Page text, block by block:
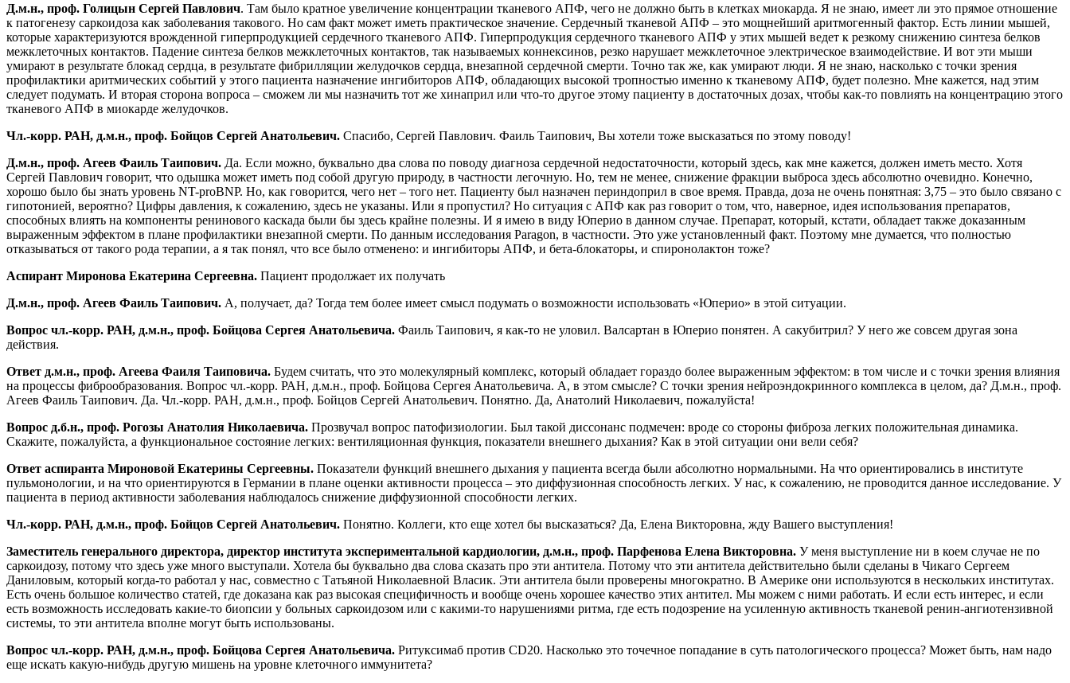
Д.м.н., проф. Голицын Сергей Павлович. Там было кратное увеличение концентрации тканевого АПФ, чего не должно быть в клетках миокарда. Я не знаю, имеет ли это прямое отношение
к патогенезу саркоидоза как заболевания такового. Но сам факт может иметь практическое значение. Сердечный тканевой АПФ – это мощнейший аритмогенный фактор. Есть линии мышей,
которые характеризуются врожденной гиперпродукцией сердечного тканевого АПФ. Гиперпродукция сердечного тканевого АПФ у этих мышей ведет к резкому снижению синтеза белков
межклеточных контактов. Падение синтеза белков межклеточных контактов, так называемых коннексинов, резко нарушает межклеточное электрическое взаимодействие. И вот эти мыши
умирают в результате блокад сердца, в результате фибрилляции желудочков сердца, внезапной сердечной смерти. Точно так же, как умирают люди. Я не знаю, насколько с точки зрения
профилактики аритмических событий у этого пациента назначение ингибиторов АПФ, обладающих высокой тропностью именно к тканевому АПФ, будет полезно. Мне кажется, над этим
следует подумать. И вторая сторона вопроса – сможем ли мы назначить тот же хинаприл или что-то другое этому пациенту в достаточных дозах, чтобы как-то повлиять на концентрацию этого
тканевого АПФ в миокарде желудочков.
Чл.-корр. РАН, д.м.н., проф. Бойцов Сергей Анатольевич. Спасибо, Сергей Павлович. Фаиль Таипович, Вы хотели тоже высказаться по этому поводу!
Д.м.н., проф. Агеев Фаиль Таипович. Да. Если можно, буквально два слова по поводу диагноза сердечной недостаточности, который здесь, как мне кажется, должен иметь место. Хотя
Сергей Павлович говорит, что одышка может иметь под собой другую природу, в частности легочную. Но, тем не менее, снижение фракции выброса здесь абсолютно очевидно. Конечно,
хорошо было бы знать уровень NT-proBNP. Но, как говорится, чего нет – того нет. Пациенту был назначен периндоприл в свое время. Правда, доза не очень понятная: 3,75 – это было связано с
гипотонией, вероятно? Цифры давления, к сожалению, здесь не указаны. Или я пропустил? Но ситуация с АПФ как раз говорит о том, что, наверное, идея использования препаратов,
способных влиять на компоненты ренинового каскада были бы здесь крайне полезны. И я имею в виду Юперио в данном случае. Препарат, который, кстати, обладает также доказанным
выраженным эффектом в плане профилактики внезапной смерти. По данным исследования Paragon, в частности. Это уже установленный факт. Поэтому мне думается, что полностью
отказываться от такого рода терапии, а я так понял, что все было отменено: и ингибиторы АПФ, и бета-блокаторы, и спиронолактон тоже?
Аспирант Миронова Екатерина Сергеевна. Пациент продолжает их получать
Д.м.н., проф. Агеев Фаиль Таипович. А, получает, да? Тогда тем более имеет смысл подумать о возможности использовать «Юперио» в этой ситуации.
Вопрос чл.-корр. РАН, д.м.н., проф. Бойцова Сергея Анатольевича. Фаиль Таипович, я как-то не уловил. Валсартан в Юперио понятен. А сакубитрил? У него же совсем другая зона
действия.
Ответ д.м.н., проф. Агеева Фаиля Таиповича. Будем считать, что это молекулярный комплекс, который обладает гораздо более выраженным эффектом: в том числе и с точки зрения влияния
на процессы фиброобразования. Вопрос чл.-корр. РАН, д.м.н., проф. Бойцова Сергея Анатольевича. А, в этом смысле? С точки зрения нейроэндокринного комплекса в целом, да? Д.м.н., проф.
Агеев Фаиль Таипович. Да. Чл.-корр. РАН, д.м.н., проф. Бойцов Сергей Анатольевич. Понятно. Да, Анатолий Николаевич, пожалуйста!
Вопрос д.б.н., проф. Рогозы Анатолия Николаевича. Прозвучал вопрос патофизиологии. Был такой диссонанс подмечен: вроде со стороны фиброза легких положительная динамика.
Скажите, пожалуйста, а функциональное состояние легких: вентиляционная функция, показатели внешнего дыхания? Как в этой ситуации они вели себя?
Ответ аспиранта Мироновой Екатерины Сергеевны. Показатели функций внешнего дыхания у пациента всегда были абсолютно нормальными. На что ориентировались в институте
пульмонологии, и на что ориентируются в Германии в плане оценки активности процесса – это диффузионная способность легких. У нас, к сожалению, не проводится данное исследование. У
пациента в период активности заболевания наблюдалось снижение диффузионной способности легких.
Чл.-корр. РАН, д.м.н., проф. Бойцов Сергей Анатольевич. Понятно. Коллеги, кто еще хотел бы высказаться? Да, Елена Викторовна, жду Вашего выступления!
Заместитель генерального директора, директор института экспериментальной кардиологии, д.м.н., проф. Парфенова Елена Викторовна. У меня выступление ни в коем случае не по
саркоидозу, потому что здесь уже много выступали. Хотела бы буквально два слова сказать про эти антитела. Потому что эти антитела действительно были сделаны в Чикаго Сергеем
Даниловым, который когда-то работал у нас, совместно с Татьяной Николаевной Власик. Эти антитела были проверены многократно. В Америке они используются в нескольких институтах.
Есть очень большое количество статей, где доказана как раз высокая специфичность и вообще очень хорошее качество этих антител. Мы можем с ними работать. И если есть интерес, и если
есть возможность исследовать какие-то биопсии у больных саркоидозом или с какими-то нарушениями ритма, где есть подозрение на усиленную активность тканевой ренин-ангиотензивной
системы, то эти антитела вполне могут быть использованы.
Вопрос чл.-корр. РАН, д.м.н., проф. Бойцова Сергея Анатольевича. Ритуксимаб против CD20. Насколько это точечное попадание в суть патологического процесса? Может быть, нам надо
еще искать какую-нибудь другую мишень на уровне клеточного иммунитета?